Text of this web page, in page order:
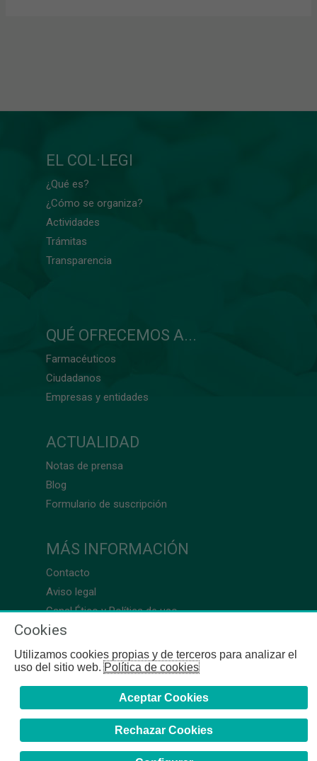
EL COL·LEGI
¿Qué es?
¿Cómo se organiza?
Actividades
Trámitas
Transparencia
QUÉ OFRECEMOS A...
Farmacéuticos
Ciudadanos
Empresas y entidades
ACTUALIDAD
Notas de prensa
Blog
Formulario de suscripción
MÁS INFORMACIÓN
Contacto
Aviso legal
Canal Ético y Política de uso
Cookies
Utilizamos cookies propias y de terceros para analizar el
uso del sitio web.Política de cookies
Aceptar Cookies
Rechazar Cookies